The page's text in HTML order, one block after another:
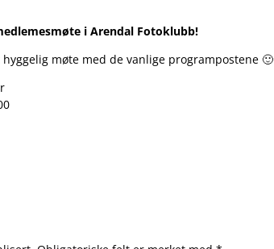
i Arendal Fotoklubb!
møte med de vanlige programpostene 🙂